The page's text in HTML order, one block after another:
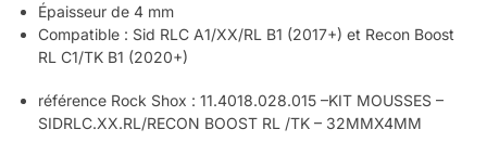
Épaisseur de 4 mm
Compatible : Sid RLC A1/XX/RL B1 (2017+) et Recon Boost
RL C1/TK B1 (2020+)
référence Rock Shox : 11.4018.028.015 –KIT MOUSSES –
SIDRLC.XX.RL/RECON BOOST RL /TK – 32MMX4MM